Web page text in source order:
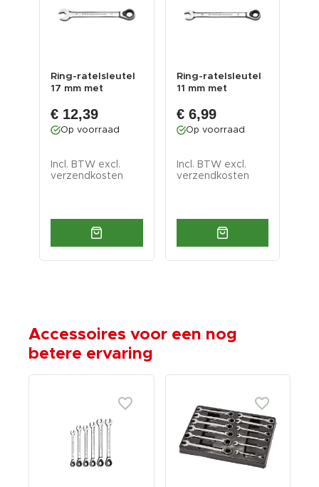
Ring-ratelsleutel
17 mm met
garantie
€ 12,39
Op voorraad
Incl. BTW excl.
verzendkosten
Ring-ratelsleutel
11 mm met
garantie
€ 6,99
Op voorraad
Incl. BTW excl.
verzendkosten
Accessoires voor een nog
betere ervaring